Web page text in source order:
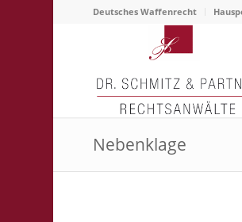
Deutsches Waffenrecht
Nebenklage